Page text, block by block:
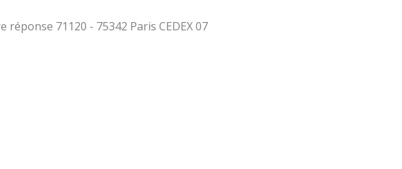
71120 - 75342 Paris CEDEX 07